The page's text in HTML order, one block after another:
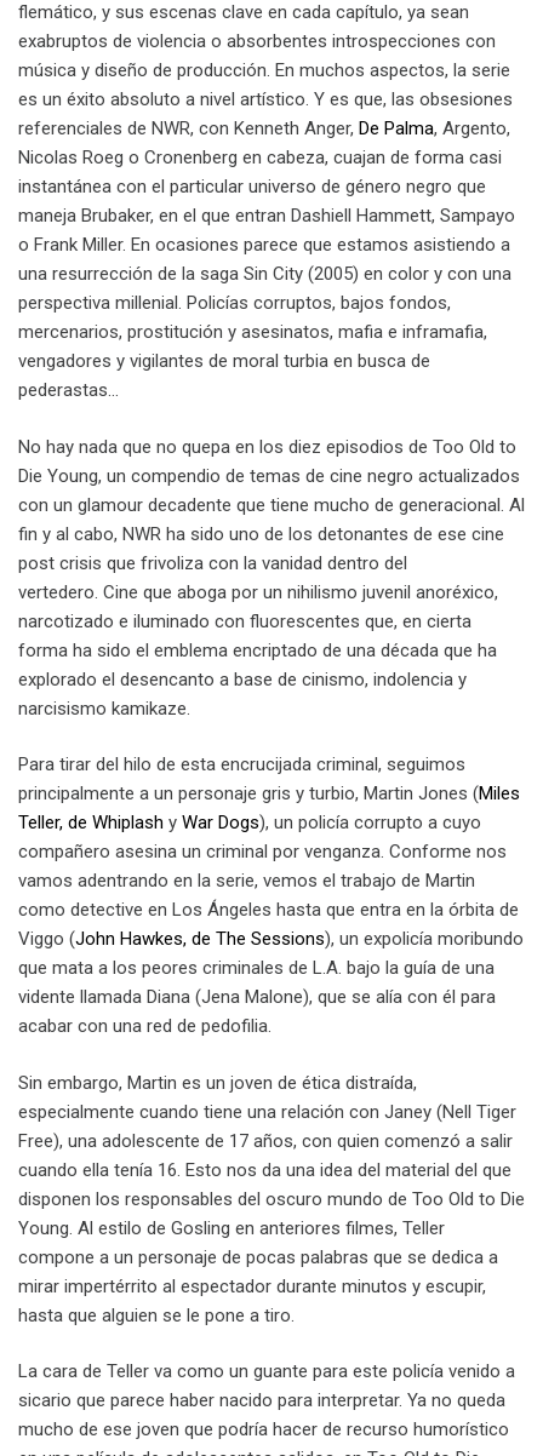
flemático, y sus escenas clave en cada capítulo, ya sean
exabruptos de violencia o absorbentes introspecciones con
música y diseño de producción. En muchos aspectos, la serie
es un éxito absoluto a nivel artístico. Y es que, las obsesiones
referenciales de NWR, con Kenneth Anger, De Palma, Argento,
Nicolas Roeg o Cronenberg en cabeza, cuajan de forma casi
instantánea con el particular universo de género negro que
maneja Brubaker, en el que entran Dashiell Hammett, Sampayo
o Frank Miller. En ocasiones parece que estamos asistiendo a
una resurrección de la saga Sin City (2005) en color y con una
perspectiva millenial. Policías corruptos, bajos fondos,
mercenarios, prostitución y asesinatos, mafia e inframafia,
vengadores y vigilantes de moral turbia en busca de
pederastas…
No hay nada que no quepa en los diez episodios de Too Old to
Die Young, un compendio de temas de cine negro actualizados
con un glamour decadente que tiene mucho de generacional. Al
fin y al cabo, NWR ha sido uno de los detonantes de ese cine
post crisis que frivoliza con la vanidad dentro del
vertedero. Cine que aboga por un nihilismo juvenil anoréxico,
narcotizado e iluminado con fluorescentes que, en cierta
forma ha sido el emblema encriptado de una década que ha
explorado el desencanto a base de cinismo, indolencia y
narcisismo kamikaze.
Para tirar del hilo de esta encrucijada criminal, seguimos
principalmente a un personaje gris y turbio, Martin Jones (Miles
Teller, de Whiplash y War Dogs), un policía corrupto a cuyo
compañero asesina un criminal por venganza. Conforme nos
vamos adentrando en la serie, vemos el trabajo de Martin
como detective en Los Ángeles hasta que entra en la órbita de
Viggo (John Hawkes, de The Sessions), un expolicía moribundo
que mata a los peores criminales de L.A. bajo la guía de una
vidente llamada Diana (Jena Malone), que se alía con él para
acabar con una red de pedofilia.
Sin embargo, Martin es un joven de ética distraída,
especialmente cuando tiene una relación con Janey (Nell Tiger
Free), una adolescente de 17 años, con quien comenzó a salir
cuando ella tenía 16. Esto nos da una idea del material del que
disponen los responsables del oscuro mundo de Too Old to Die
Young. Al estilo de Gosling en anteriores filmes, Teller
compone a un personaje de pocas palabras que se dedica a
mirar impertérrito al espectador durante minutos y escupir,
hasta que alguien se le pone a tiro.
La cara de Teller va como un guante para este policía venido a
sicario que parece haber nacido para interpretar. Ya no queda
mucho de ese joven que podría hacer de recurso humorístico